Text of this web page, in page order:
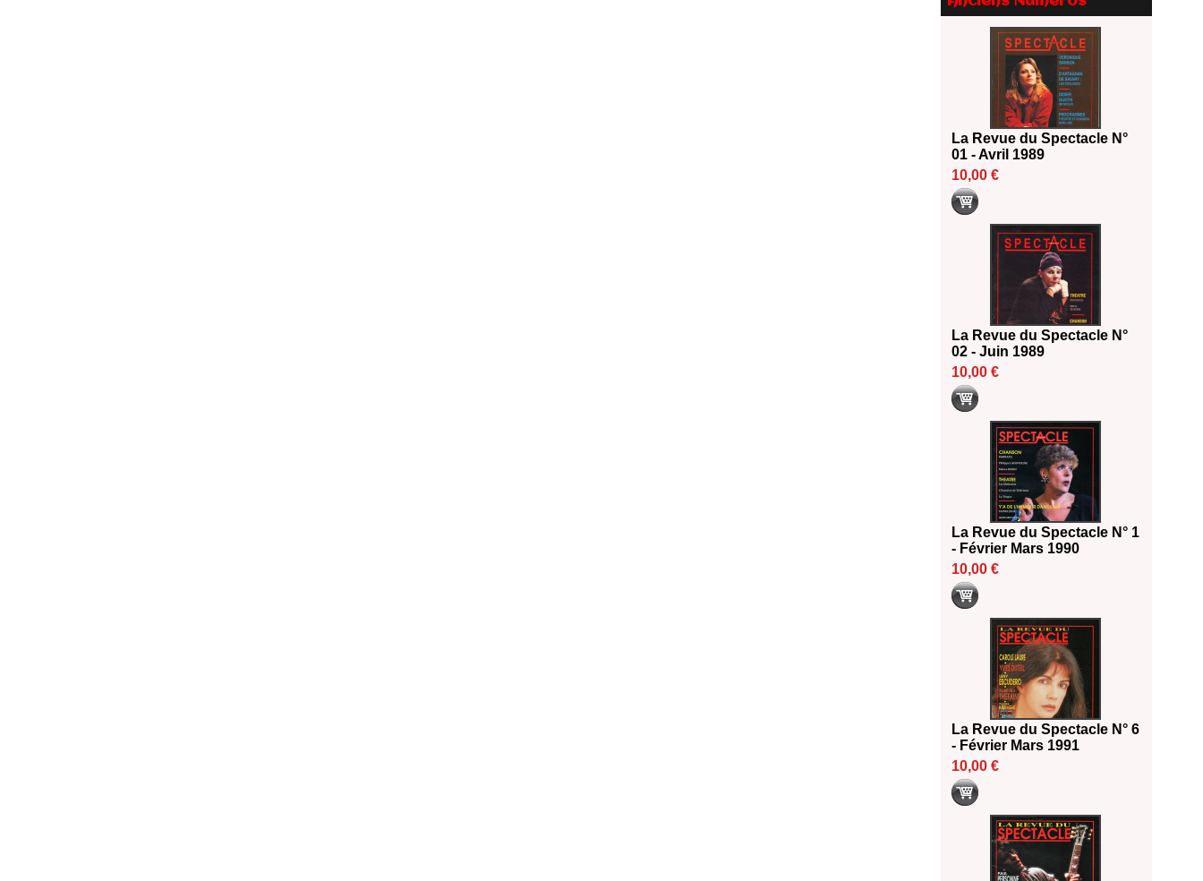
Le palmarès des prix SACD
Les 10 lauréats du Fonds
Grandes Formes Théâtre 2026
Nomination de Nathalie
Garraud et Olivier Saccomano à
la direction du Théâtre de
Gennevilliers - CDN
13/06/2026
Dispositif SACD Auteurs
d'espaces : les lauréats 2026
La Revue du Spectacle N°
01 - Avril 1989
10,00 €
La Revue du Spectacle N°
02 - Juin 1989
10,00 €
La Revue du Spectacle N° 1
- Février Mars 1990
10,00 €
La Revue du Spectacle N° 6
- Février Mars 1991
10,00 €